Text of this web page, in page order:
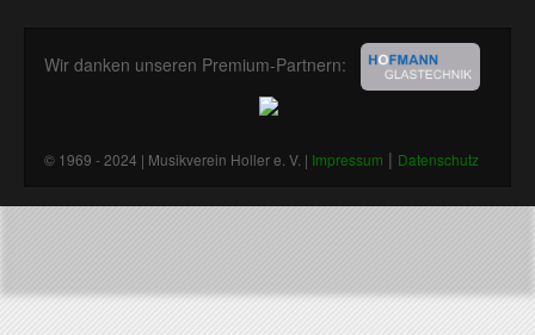
Wir danken unseren Premium-Partnern:
© 1969 - 2024 | Musikverein Holler e. V. | Impressum | Datenschutz